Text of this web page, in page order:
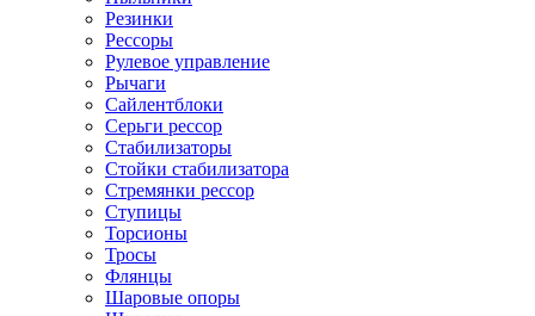
Резинки
Рессоры
Рулевое управление
Рычаги
Сайлентблоки
Серьги рессор
Стабилизаторы
Стойки стабилизатора
Стремянки рессор
Ступицы
Торсионы
Тросы
Флянцы
Шаровые опоры